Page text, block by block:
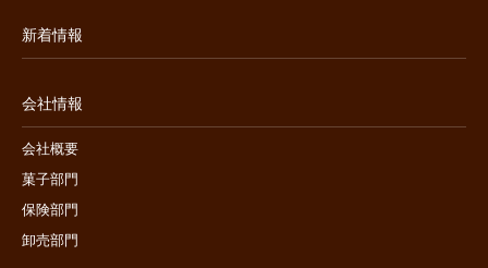
新着情報
会社情報
会社概要
菓子部門
保険部門
卸売部門